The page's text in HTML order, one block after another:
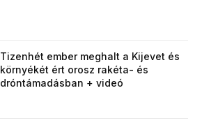
Tizenhét ember meghalt a Kijevet és
környékét ért orosz rakéta- és
dróntámadásban + videó